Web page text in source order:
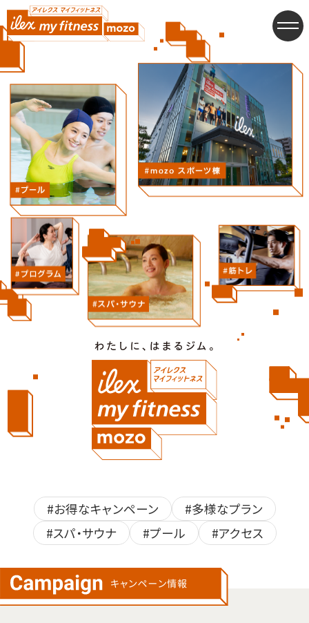
#お得なキャンペーン
#多様なプラン
#スパ・サウナ
#プール #アクセス